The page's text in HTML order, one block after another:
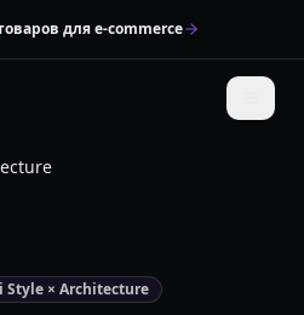
для e-commerce
Style × Architecture